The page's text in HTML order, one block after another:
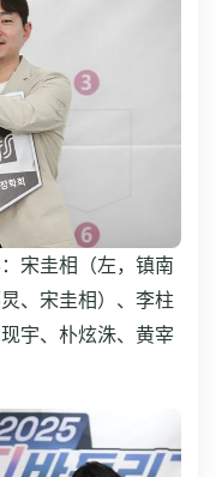
宋圭相（左，镇南
、宋圭相）、李柱
宇、朴炫洙、黄宰